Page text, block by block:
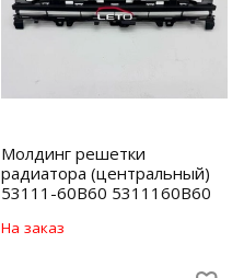
Молдинг решетки
радиатора (центральный)
53111-60B60 5311160B60
На заказ